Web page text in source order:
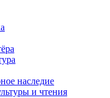
наследие
и чтения